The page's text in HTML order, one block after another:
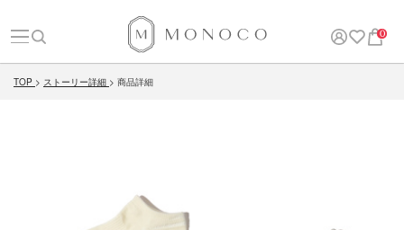
0
TOP ストーリー詳細 商品詳細